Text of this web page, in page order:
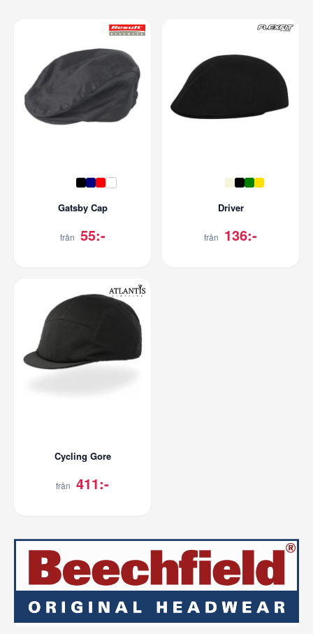
Gatsby Cap
från 55:-
Driver
från 136:-
Cycling Gore
från 411:-